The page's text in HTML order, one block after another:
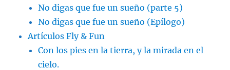
No digas que fue un sueño (parte 5)
No digas que fue un sueño (Epílogo)
Artículos Fly & Fun
Con los pies en la tierra, y la mirada en el
cielo.